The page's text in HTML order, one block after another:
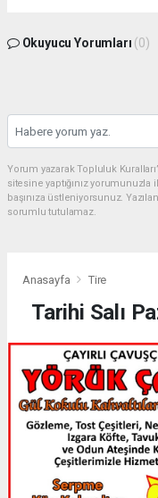
Okuyucu Yorumları (0)
Yorum yazarak Topluluk
sitesine yaptığınız
başınıza üstleniyorsunuz.
sorumlu tutulamaz.
Anasayfa Tire
Tarihi Salı